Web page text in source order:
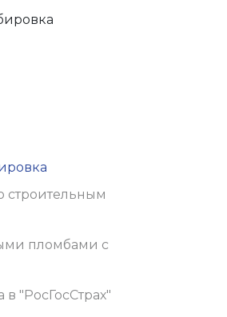
строительным
пломбами с
"РосГосСтрах"